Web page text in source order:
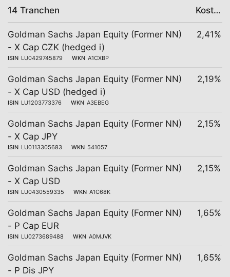
14 Tranchen Kosten
Goldman Sachs Japan Equity (Former NN)
- X Cap CZK (hedged i)
ISIN LU0429745879 WKN A1CXBP
2,41%
Goldman Sachs Japan Equity (Former NN)
- X Cap USD (hedged i)
ISIN LU1203773376 WKN A3EBEG
2,19%
Goldman Sachs Japan Equity (Former NN)
- X Cap JPY
ISIN LU0113305683 WKN 541057
2,15%
Goldman Sachs Japan Equity (Former NN)
- X Cap USD
ISIN LU0430559335 WKN A1C68K
2,15%
Goldman Sachs Japan Equity (Former NN)
- P Cap EUR
ISIN LU0273689488 WKN A0MJVK
1,65%
Goldman Sachs Japan Equity (Former NN)
- P Dis JPY
1,65%